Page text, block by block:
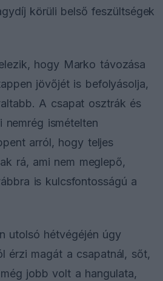
körüli belső feszültségek
hogy Marko távozása
jövőjét is befolyásolja,
A csapat osztrák és
nemrég ismételten
arról, hogy teljes
rá, ami nem meglepő,
is kulcsfontosságú a
utolsó hétvégéjén úgy
érzi magát a csapatnál, sőt,
jobb volt a hangulata,